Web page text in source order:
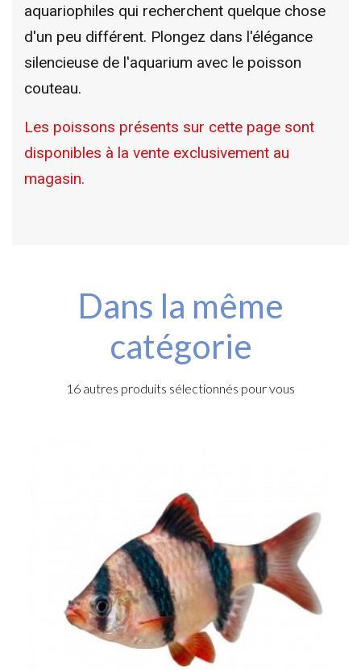
aquariophiles qui recherchent quelque chose
d'un peu différent. Plongez dans l'élégance
silencieuse de l'aquarium avec le poisson
couteau.
Les poissons présents sur cette page sont
disponibles à la vente exclusivement au
magasin.
Dans la même
catégorie
16 autres produits sélectionnés pour vous